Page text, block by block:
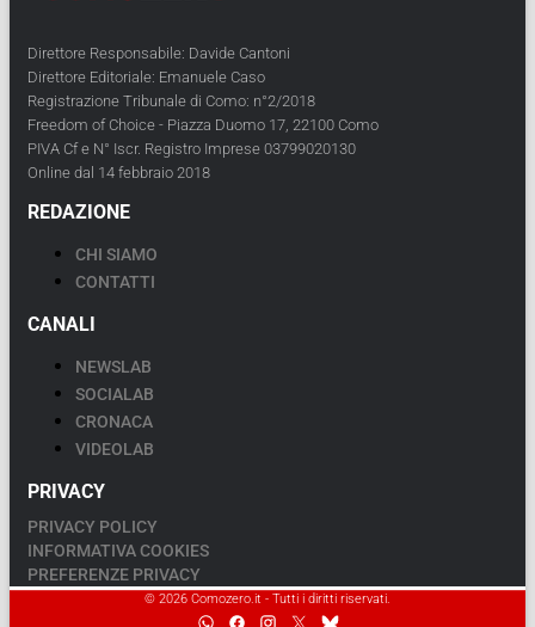
Direttore Responsabile: Davide Cantoni
Direttore Editoriale: Emanuele Caso
Registrazione Tribunale di Como: n°2/2018
Freedom of Choice - Piazza Duomo 17, 22100 Como
PIVA Cf e N° Iscr. Registro Imprese 03799020130
Online dal 14 febbraio 2018
REDAZIONE
CHI SIAMO
CONTATTI
CANALI
NEWSLAB
SOCIALAB
CRONACA
VIDEOLAB
PRIVACY
PRIVACY POLICY
INFORMATIVA COOKIES
PREFERENZE PRIVACY
© 2026 Comozero.it - Tutti i diritti riservati.